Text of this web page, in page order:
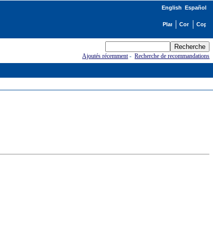
English Español
Ajoutés récemment-Recherche de recommandations